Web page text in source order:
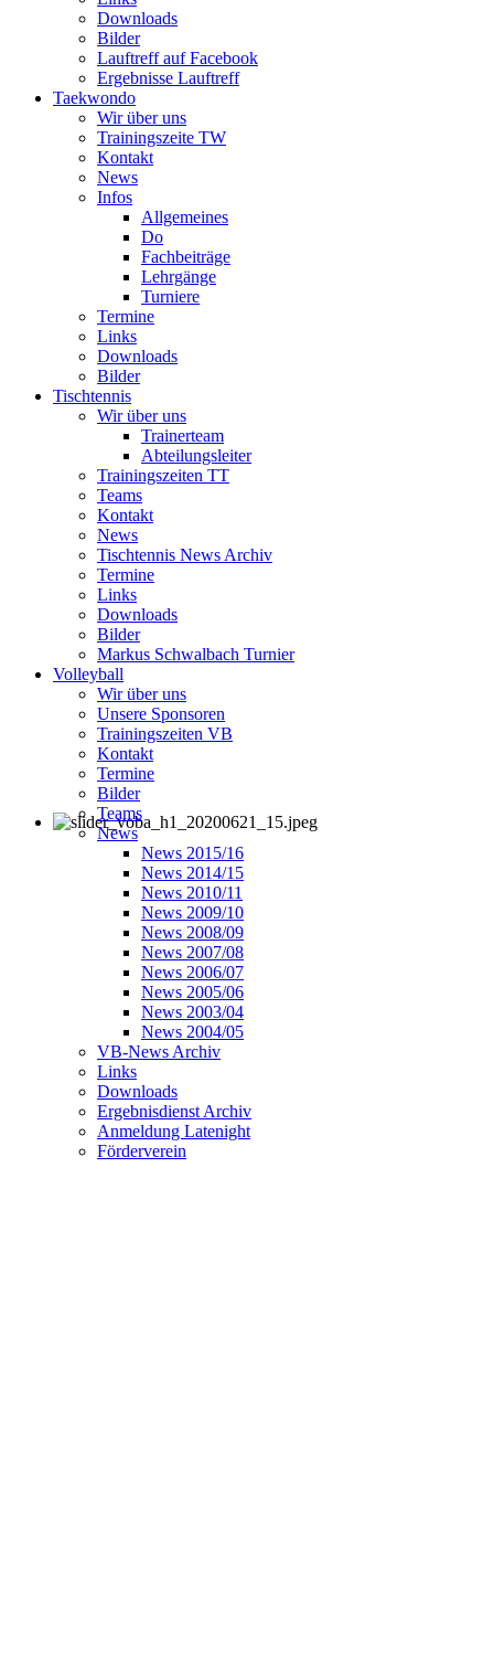
Downloads
Bilder
Lauftreff auf Facebook
Ergebnisse Lauftreff
Taekwondo
Wir über uns
Trainingszeite TW
Kontakt
News
Infos
Allgemeines
Do
Fachbeiträge
Lehrgänge
Turniere
Termine
Links
Downloads
Bilder
Tischtennis
Wir über uns
Trainerteam
Abteilungsleiter
Trainingszeiten TT
Teams
Kontakt
News
Tischtennis News Archiv
Termine
Links
Downloads
Bilder
Markus Schwalbach Turnier
Volleyball
Wir über uns
Unsere Sponsoren
Trainingszeiten VB
Kontakt
Termine
Bilder
Teams
News
News 2015/16
News 2014/15
News 2010/11
News 2009/10
News 2008/09
News 2007/08
News 2006/07
News 2005/06
News 2003/04
News 2004/05
VB-News Archiv
Links
Downloads
Ergebnisdienst Archiv
Anmeldung Latenight
Förderverein